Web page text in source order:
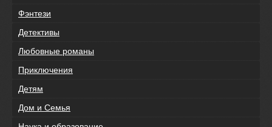
Фэнтези
Детективы
Любовные романы
Приключения
Детям
Дом и Семья